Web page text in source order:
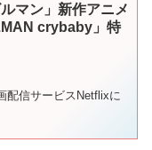
マン」新作アニメ
crybaby」特
配信サービスNetflixに